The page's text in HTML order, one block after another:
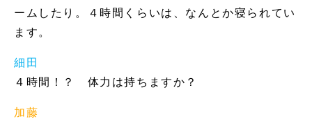
ームしたり。４時間くらいは、なんとか寝られてい
ます。
細田
４時間！？ 体力は持ちますか？
加藤